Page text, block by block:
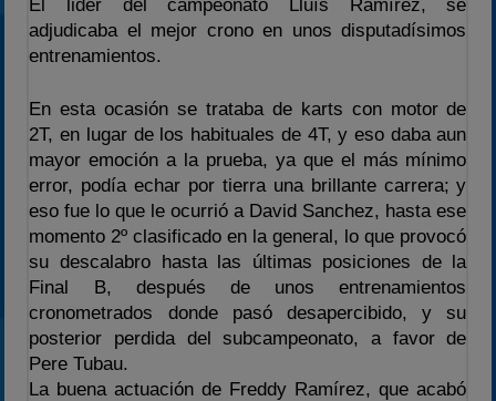
El lider del campeonato Lluís Ramírez, se
adjudicaba el mejor crono en unos disputadísimos
entrenamientos.
En esta ocasión se trataba de karts con motor de
2T, en lugar de los habituales de 4T, y eso daba aun
mayor emoción a la prueba, ya que el más mínimo
error, podía echar por tierra una brillante carrera; y
eso fue lo que le ocurrió a David Sanchez, hasta ese
momento 2º clasificado en la general, lo que provocó
su descalabro hasta las últimas posiciones de la
Final B, después de unos entrenamientos
cronometrados donde pasó desapercibido, y su
posterior perdida del subcampeonato, a favor de
Pere Tubau.
La buena actuación de Freddy Ramírez, que acabó